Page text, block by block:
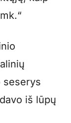
seserys
iš lūpų